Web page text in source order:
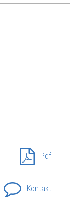
Pdf
Kontakt